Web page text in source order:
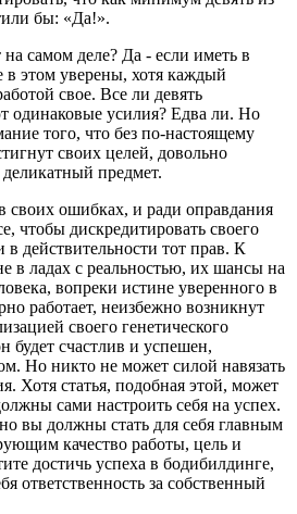
бы: «Да!».
самом деле? Да - если иметь в
в этом уверены, хотя каждый
свое. Все ли девять
одинаковые усилия? Едва ли. Но
того, что без по-настоящему
своих целей, довольно
предмет.
своих ошибках, и ради оправдания
чтобы дискредитировать своего
в действительности тот прав. К
в ладах с реальностью, их шансы на
вопреки истине уверенного в
работает, неизбежно возникнут
своего генетического
будет счастлив и успешен,
Но никто не может силой навязать
Хотя статья, подобная этой, может
сами настроить себя на успех.
вы должны стать для себя главным
качество работы, цель и
достичь успеха в бодибилдинге,
ответственность за собственный